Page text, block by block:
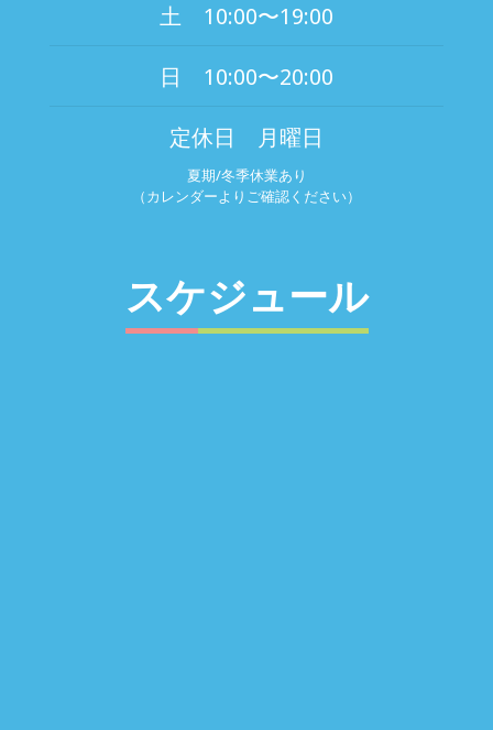
土 10:00〜19:00
日 10:00〜20:00
定休日 月曜日
夏期/冬季休業あり
（カレンダーよりご確認ください）
スケジュール